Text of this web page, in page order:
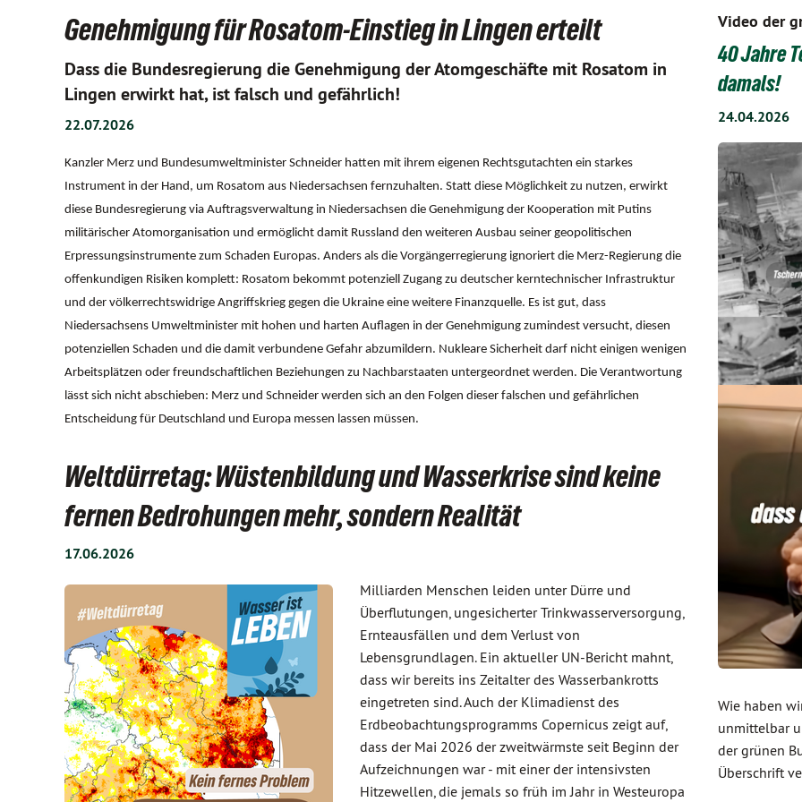
Genehmigung für Rosatom-Einstieg in Lingen erteilt
Dass die Bundesregierung die Genehmigung der Atomgeschäfte mit Rosatom in
Lingen erwirkt hat, ist falsch und gefährlich!
22.07.2026
Kanzler Merz und Bundesumweltminister Schneider hatten mit ihrem eigenen Rechtsgutachten ein starkes
Instrument in der Hand, um Rosatom aus Niedersachsen fernzuhalten. Statt diese Möglichkeit zu nutzen, erwirkt
diese Bundesregierung via Auftragsverwaltung in Niedersachsen die Genehmigung der Kooperation mit Putins
militärischer Atomorganisation und ermöglicht damit Russland den weiteren Ausbau seiner geopolitischen
Erpressungsinstrumente zum Schaden Europas. Anders als die Vorgängerregierung ignoriert die Merz-Regierung die
offenkundigen Risiken komplett: Rosatom bekommt potenziell Zugang zu deutscher kerntechnischer Infrastruktur
und der völkerrechtswidrige Angriffskrieg gegen die Ukraine eine weitere Finanzquelle. Es ist gut, dass
Niedersachsens Umweltminister mit hohen und harten Auflagen in der Genehmigung zumindest versucht, diesen
potenziellen Schaden und die damit verbundene Gefahr abzumildern. Nukleare Sicherheit darf nicht einigen wenigen
Arbeitsplätzen oder freundschaftlichen Beziehungen zu Nachbarstaaten untergeordnet werden. Die Verantwortung
lässt sich nicht abschieben: Merz und Schneider werden sich an den Folgen dieser falschen und gefährlichen
Entscheidung für Deutschland und Europa messen lassen müssen.
Weltdürretag: Wüstenbildung und Wasserkrise sind keine
fernen Bedrohungen mehr, sondern Realität
17.06.2026
Milliarden Menschen leiden unter Dürre und
Überflutungen, ungesicherter Trinkwasserversorgung,
Ernteausfällen und dem Verlust von
Lebensgrundlagen. Ein aktueller UN-Bericht mahnt,
dass wir bereits ins Zeitalter des Wasserbankrotts
eingetreten sind. Auch der Klimadienst des
Erdbeobachtungsprogramms Copernicus zeigt auf,
dass der Mai 2026 der zweitwärmste seit Beginn der
Aufzeichnungen war - mit einer der intensivsten
Hitzewellen, die jemals so früh im Jahr in Westeuropa
Video der
40 Jahre
damals!
24.04.2026
Wie haben
unmittelbar
der grünen
Überschrift